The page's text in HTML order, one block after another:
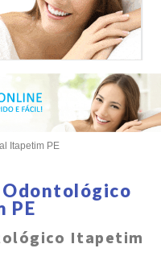
Itapetim PE
PE
Itapetim